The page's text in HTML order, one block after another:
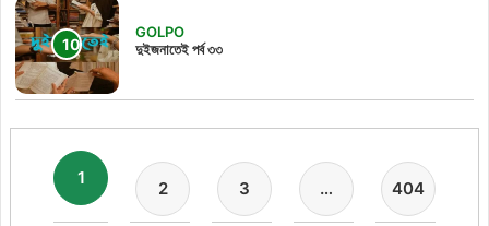
GOLPO
দুইজনাতেই পর্ব ৩৩
1
2 3 … 404